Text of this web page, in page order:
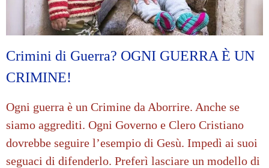
Crimini di Guerra? OGNI GUERRA È UN
CRIMINE!
Ogni guerra è un Crimine da Aborrire. Anche se
siamo aggrediti. Ogni Governo e Clero Cristiano
dovrebbe seguire l’esempio di Gesù. Impedì ai suoi
seguaci di difenderlo. Preferì lasciare un modello di